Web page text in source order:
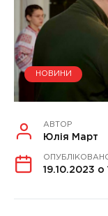
НОВИНИ
АВТОР
Юлія Март
19.10.2023 о